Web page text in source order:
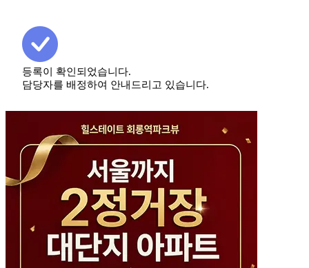
등록이 확인되었습니다.
담당자를 배정하여 안내드리고 있습니다.